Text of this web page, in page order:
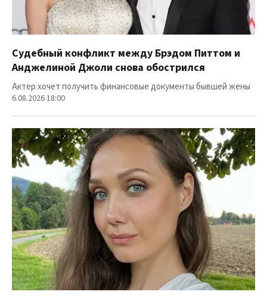
Судебный конфликт между Брэдом Питтом и
Анджелиной Джоли снова обострился
Актер хочет получить финансовые документы бывшей жены
6.08.2026 18:00